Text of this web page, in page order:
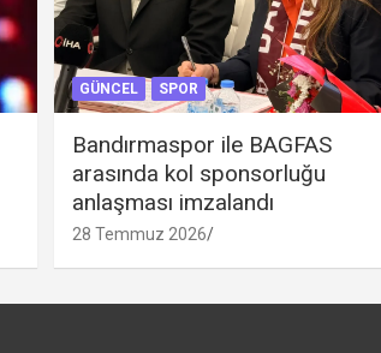
GÜNCEL SPOR
Bandırmaspor ile BAGFAS
arasında kol sponsorluğu
anlaşması imzalandı
28 Temmuz 2026